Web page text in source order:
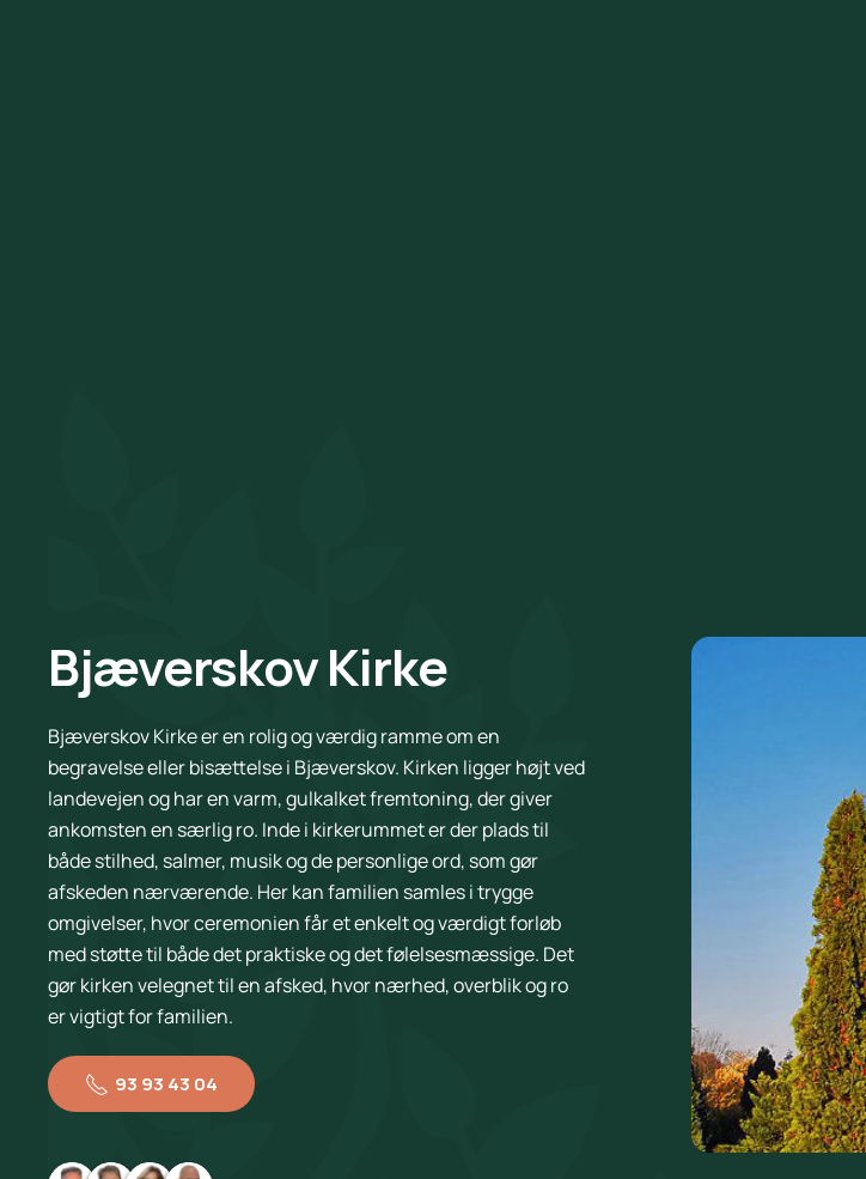
Bjæverskov Kirke
Bjæverskov Kirke er en rolig og værdig ramme om en
begravelse eller bisættelse i Bjæverskov. Kirken ligger højt ved
landevejen og har en varm, gulkalket fremtoning, der giver
ankomsten en særlig ro. Inde i kirkerummet er der plads til
både stilhed, salmer, musik og de personlige ord, som gør
afskeden nærværende. Her kan familien samles i trygge
omgivelser, hvor ceremonien får et enkelt og værdigt forløb
med støtte til både det praktiske og det følelsesmæssige. Det
gør kirken velegnet til en afsked, hvor nærhed, overblik og ro
er vigtigt for familien.
93 93 43 04